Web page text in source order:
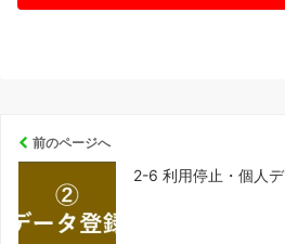
前のページへ
2-6 利用停止・個人